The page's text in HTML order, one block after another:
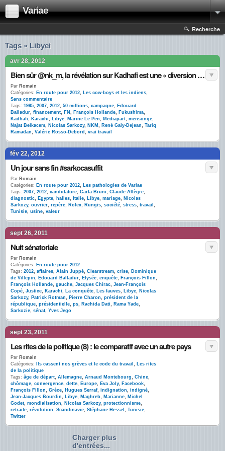
Variae
Recherche
Tags » Libyei
avr 28, 2012
Bien sûr @nk_m, la révélation sur Kadhafi est une « diversion » de la gauche !
Par Romain
Catégories: En route pour 2012, Les cow-boys et les indiens,
Sans commentaire
Tags: 1995, 2007, 2012, 50 millions, campagne, Edouard
Balladur, financement, FN , François Hollande, Fukushima,
Kadhafi, Karachi, Libye, Marine Le Pen, Mediapart, mensonge,
Najat Belkacem, Nicolas Sarkozy, NKM , René Galy-Dejean, Tariq
Ramadan, Valérie Rosso-Debord , vrai travail
fév 22, 2012
Un jour sans fin #sarkocasuffit
Par Romain
Catégories: En route pour 2012, Les pathologies de Variae
Tags: 2007, 2012, candidature, Carla Bruni, Claude Allègre,
diagnostic, Egypte, halles, Italie, Libye, mariage, Nicolas
Sarkozy, ouvrier, repère, Rolex, Rungis, société, stress, travail ,
Tunisie, usine, valeur
sept 26, 2011
Nuit sénatoriale
Par Romain
Catégories: En route pour 2012
Tags: 2012, affaires, Alain Juppé, Clearstream, crise, Dominique
de Villepin, Edouard Balladur, Elysée, enquête, François Fillon,
François Hollande, gauche, Jacques Chirac, Jean-François
Copé, Justice, Karachi, La conquête, Les fauves, Libye, Nicolas
Sarkozy, Patrick Rotman, Pierre Charon, président de la
république, présidentielle, ps, Rachida Dati, Rama Yade,
Sarkozie, sénat, Yves Jego
sept 23, 2011
Les rites de la politique (8) : le comparatif avec un autre pays
Par Romain
Catégories:
Ils cassent nos grèves et le code du travail , Les rites
de la politique
Tags: âge de départ, Allemagne, Arnaud Montebourg, Chine,
chômage, convergence, dette, Europe, Eva Joly, Facebook,
François Fillon, Grèce, Hugues Serraf, indignation, indigné,
Jean-Jacques Bourdin, Libye, Maghreb, Marianne, Michel
Godet, mondialisation, Nicolas Sarkozy, protectionnisme,
retraite, révolution, Scandinavie, Stéphane Hessel , Tunisie,
Twitter
Charger plus
d'entrées...